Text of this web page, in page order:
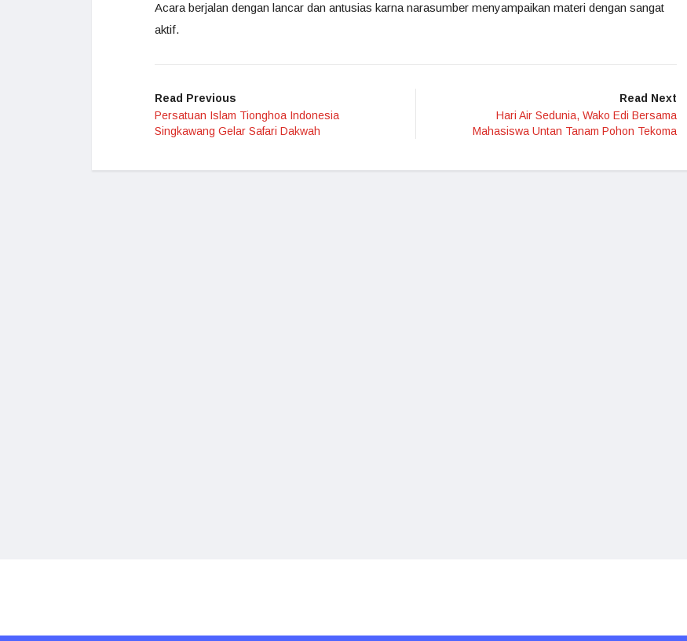
Acara berjalan dengan lancar dan antusias karna narasumber menyampaikan materi dengan sangat
aktif.
Read Previous
Persatuan Islam Tionghoa Indonesia
Singkawang Gelar Safari Dakwah
Read Next
Hari Air Sedunia, Wako Edi Bersama
Mahasiswa Untan Tanam Pohon Tekoma